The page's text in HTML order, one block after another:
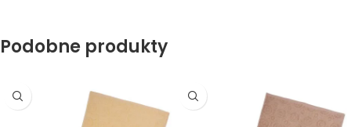
Podobne produkty